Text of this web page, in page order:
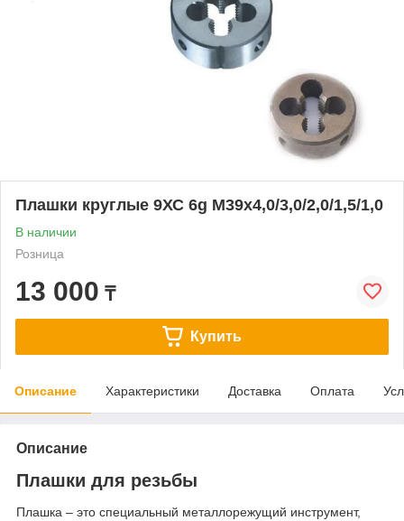
Плашки круглые 9ХС 6g М39х4,0/3,0/2,0/1,5/1,0
В наличии
Розница
13 000 ₸
Купить
Описание Характеристики Доставка Оплата
Описание
Плашки для резьбы
Плашка – это специальный металлорежущий инструмент,